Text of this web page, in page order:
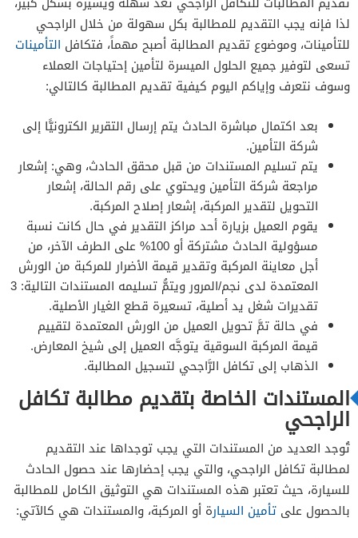
لذا فإنه يجب التقديم للمطالبة بكل سهولة من خلال الراجحي
للتأمينات، وموضوع تقديم المطالبة أصبح مهماً، فتكافل التأمينات
تسعى لتوفير جميع الحلول الميسرة لتأمين إحتياجات العملاء
وسوف نتعرف وإياكم اليوم كيفية تقديم المطالبة كالتالي:
بعد اكتمال مباشرة الحادث يتم إرسال التقرير الكترونيًّا إلى
شركة التأمين.
يتم تسليم المستندات من قبل محقق الحادث، وهي: إشعار
مراجعة شركة التأمين ويحتوي على رقم الحالة، إشعار
التحويل لتقدير المركبة، إشعار إصلاح المركبة.
يقوم العميل بزيارة أحد مراكز التقدير في حال كانت نسبة
مسؤولية الحادث مشتركة أو 100% على الطرف الآخر، من
أجل معاينة المركبة وتقدير قيمة الأضرار للمركبة من الورش
المعتمدة لدى نجم/المرور ويتمُّ تسليمه المستندات التالية: 3
تقديرات شغل يد أصلية، تسعيرة قطع الغيار الأصلية.
في حالة تمَّ تحويل العميل من الورش المعتمدة لتقييم
قيمة المركبة السوقية يتوجَّه العميل إلى شيخ المعارض.
الذهاب إلى تكافل الرَّاجحي لتسجيل المطالبة.
المستندات الخاصة بتقديم مطالبة تكافل
الراجحي
تُوجد العديد من المستندات التي يجب توجداها عند التقديم
لمطالبة تكافل الراجحي، والتي يجب إحضارها عند حصول الحادث
للسيارة، حيث تعتبر هذه المستندات هي التوثيق الكامل للمطالبة
بالحصول على تأمين السيارة أو المركبة، والمستندات هي كالآتي: